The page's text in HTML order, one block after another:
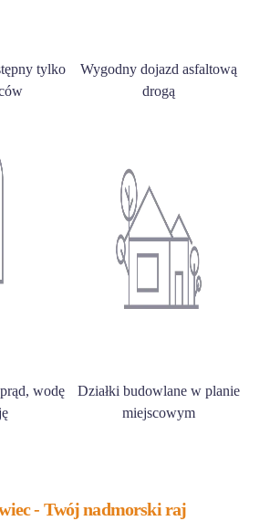
tylko
Wygodny dojazd asfaltową
drogą
wodę
Działki budowlane w planie
miejscowym
- Twój nadmorski raj